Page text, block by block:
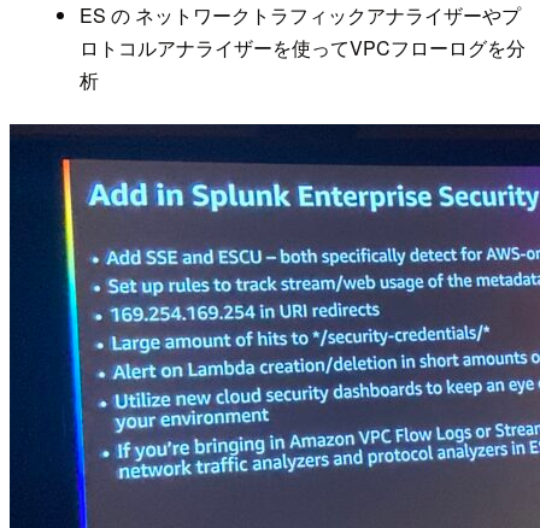
ES の ネットワークトラフィックアナライザーやプ
ロトコルアナライザーを使ってVPCフローログを分
析